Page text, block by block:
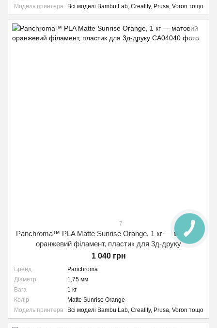
Модель принтера
Всі моделі Bambu Lab, Creality, Prusa, Voron тощо
7
Panchroma™ PLA Matte Sunrise Orange, 1 кг — матовий
оранжевий філамент, пластик для 3д-друку
1 040 грн
Бренд
Panchroma
Діаметр
1,75 мм
Вага
1 кг
Колір
Matte Sunrise Orange
Модель принтера
Всі моделі Bambu Lab, Creality, Prusa, Voron тощо